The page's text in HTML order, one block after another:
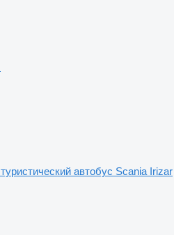
туристический автобус Scania Irizar